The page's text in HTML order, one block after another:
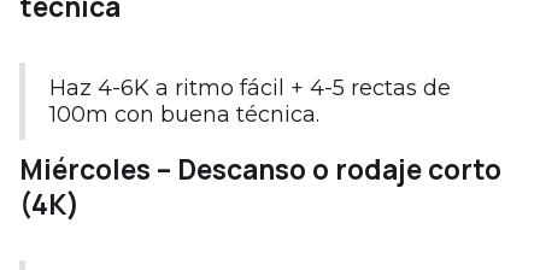
Haz 4-6K a ritmo fácil + 4-5 rectas de
100m con buena técnica.
Miércoles – Descanso o rodaje corto
(4K)